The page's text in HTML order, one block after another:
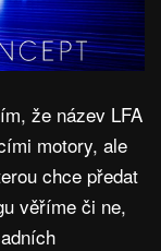
že název LFA
motory, ale
chce předat
věříme či ne,